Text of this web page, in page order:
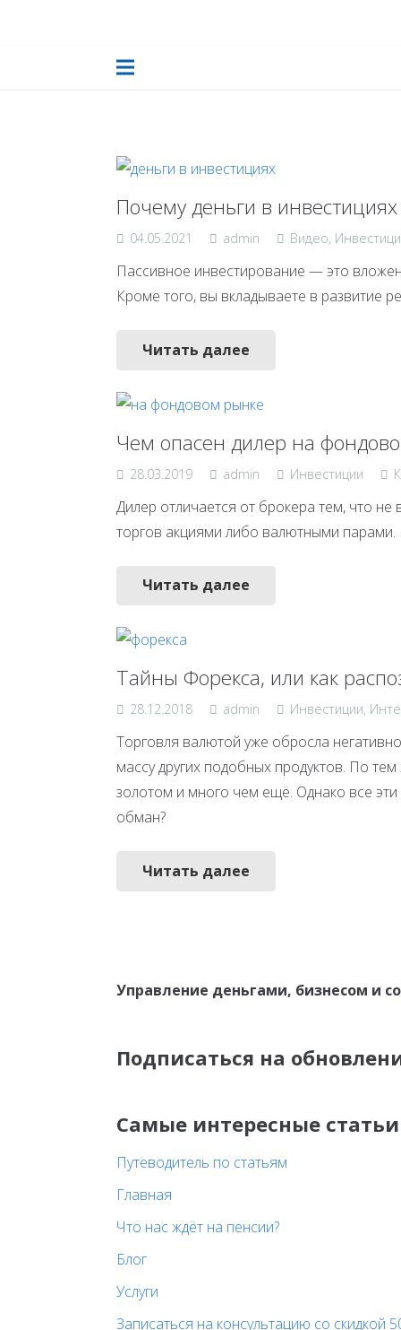
Почему деньги в
04.05.2021 admin Видео,
Пассивное инвестирование — это
Кроме того, вы вкладываете в развитие
Читать далее
Чем опасен дилер на
28.03.2019 admin Инвестиции
Дилер отличается от брокера тем, что
торгов акциями либо валютными
Читать далее
Тайны Форекса, или как
28.12.2018 admin Инвестиции,
Торговля валютой уже обросла
массу других подобных продуктов. По
золотом и много чем ещё. Однако все
обман?
Читать далее
Управление деньгами, бизнесом и
Подписаться на
Самые интересные статьи
Путеводитель по статьям
Главная
Что нас ждёт на пенсии?
Блог
Услуги
Записаться на консультацию со скидкой